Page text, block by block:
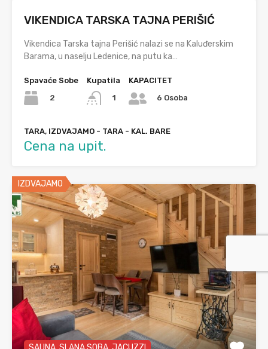
VIKENDICA TARSKA TAJNA PERIŠIĆ
Vikendica Tarska tajna Perišić nalazi se na Kaluđerskim
Barama, u naselju Ledenice, na putu ka…
Spavaće Sobe
2
Kupatila
1
KAPACITET
6 Osoba
TARA, IZDVAJAMO - TARA - KAL. BARE
Cena na upit.
IZDVAJAMO